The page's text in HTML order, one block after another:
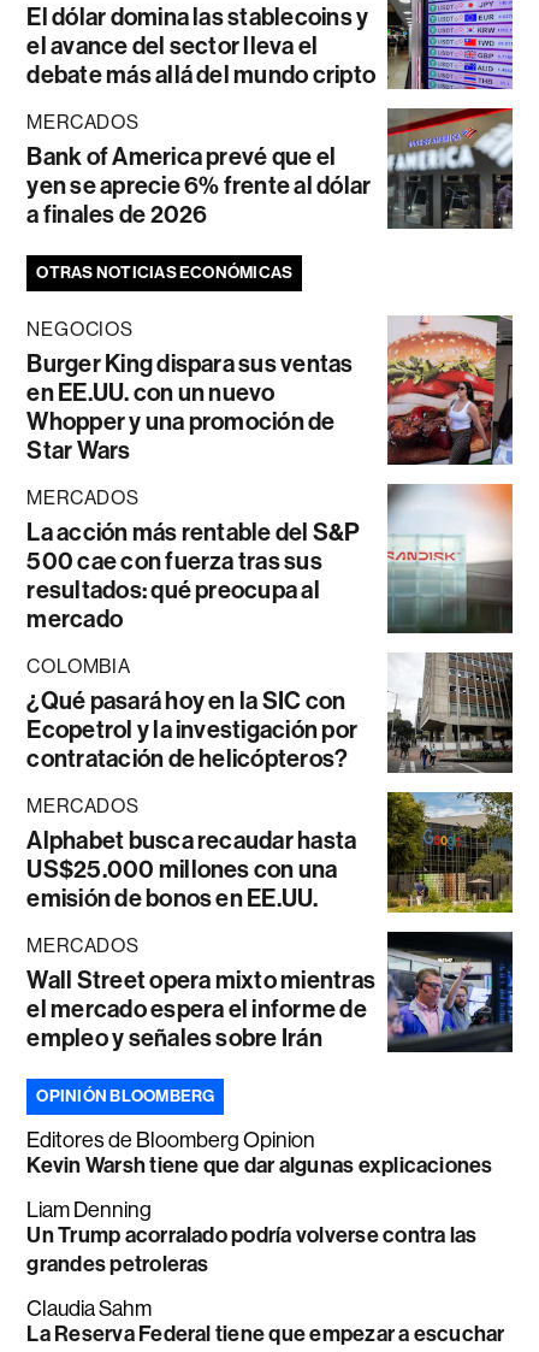
El dólar domina las stablecoins y
el avance del sector lleva el
debate más allá del mundo cripto
MERCADOS
Bank of America prevé que el
yen se aprecie 6% frente al dólar
a finales de 2026
OTRAS NOTICIAS ECONÓMICAS
NEGOCIOS
Burger King dispara sus ventas
en EE.UU. con un nuevo
Whopper y una promoción de
Star Wars
MERCADOS
La acción más rentable del S&P
500 cae con fuerza tras sus
resultados: qué preocupa al
mercado
COLOMBIA
¿Qué pasará hoy en la SIC con
Ecopetrol y la investigación por
contratación de helicópteros?
MERCADOS
Alphabet busca recaudar hasta
US$25.000 millones con una
emisión de bonos en EE.UU.
MERCADOS
Wall Street opera mixto mientras
el mercado espera el informe de
empleo y señales sobre Irán
OPINIÓN BLOOMBERG
Editores de Bloomberg Opinion
Kevin Warsh tiene que dar algunas explicaciones
Liam Denning
Un Trump acorralado podría volverse contra las
grandes petroleras
Claudia Sahm
La Reserva Federal tiene que empezar a escuchar